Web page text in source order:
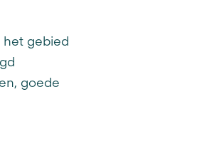
het gebied
goede